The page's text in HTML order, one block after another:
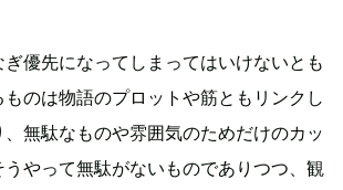
優先になってしまってはいけないとも
のは物語のプロットや筋ともリンクし
無駄なものや雰囲気のためだけのカッ
うやって無駄がないものでありつつ、観